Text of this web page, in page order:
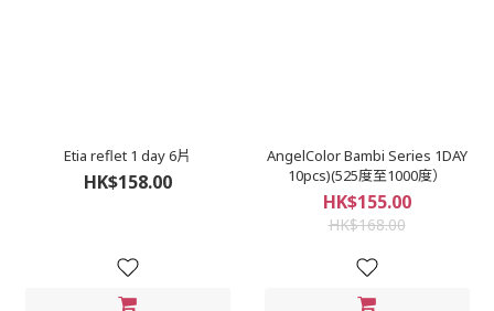
Etia reflet 1 day 6片
HK$158.00
AngelColor Bambi Series 1DAY
10pcs)(525度至1000度）
HK$155.00
HK$168.00